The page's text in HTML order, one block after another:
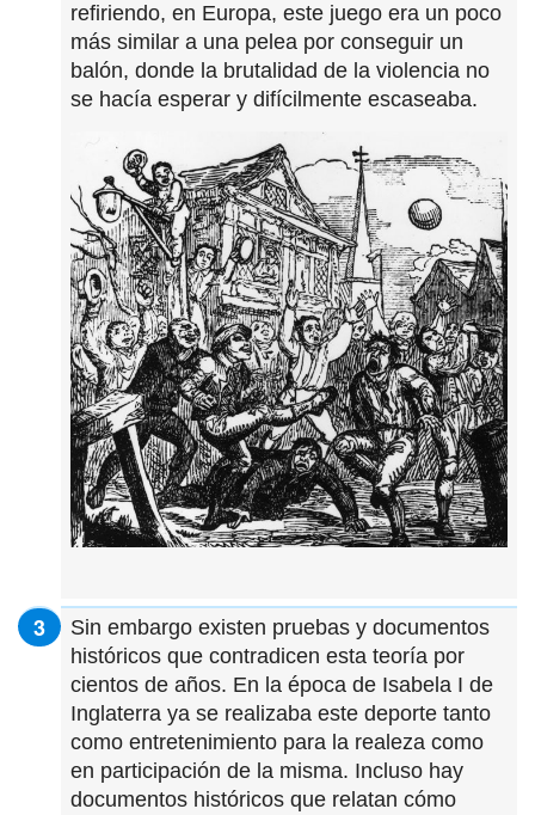
refiriendo, en Europa, este juego era un poco
más similar a una pelea por conseguir un
balón, donde la brutalidad de la violencia no
se hacía esperar y difícilmente escaseaba.
Sin embargo existen pruebas y documentos
históricos que contradicen esta teoría por
cientos de años. En la época de Isabela I de
Inglaterra ya se realizaba este deporte tanto
como entretenimiento para la realeza como
en participación de la misma. Incluso hay
documentos históricos que relatan cómo